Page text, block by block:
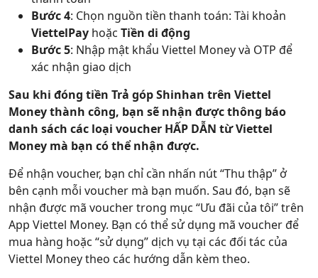
Bước 4: Chọn nguồn tiền thanh toán: Tài khoản
ViettelPay hoặc Tiền di động
Bước 5: Nhập mật khẩu Viettel Money và OTP để
xác nhận giao dịch
Sau khi đóng tiền Trả góp Shinhan trên Viettel
Money thành công, bạn sẽ nhận được thông báo
danh sách các loại voucher HẤP DẪN từ Viettel
Money mà bạn có thể nhận được.
Để nhận voucher, bạn chỉ cần nhấn nút “Thu thập” ở
bên cạnh mỗi voucher mà bạn muốn. Sau đó, bạn sẽ
nhận được mã voucher trong mục “Ưu đãi của tôi” trên
App Viettel Money. Bạn có thể sử dụng mã voucher để
mua hàng hoặc “sử dụng” dịch vụ tại các đối tác của
Viettel Money theo các hướng dẫn kèm theo.